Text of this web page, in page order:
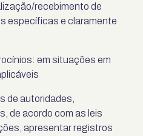
recebimento de
específicas e claramente
em situações em
de autoridades,
de acordo com as leis
apresentar registros